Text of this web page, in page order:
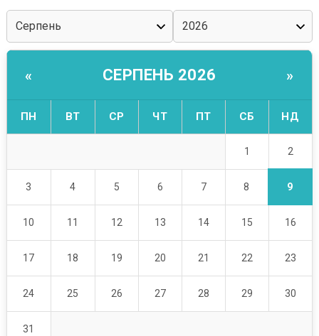
« СЕРПЕНЬ 2026 »
ПН ВТ СР ЧТ ПТ СБ НД
1 2
3 4 5 6 7 8 9
10 11 12 13 14 15 16
17 18 19 20 21 22 23
24 25 26 27 28 29 30
31